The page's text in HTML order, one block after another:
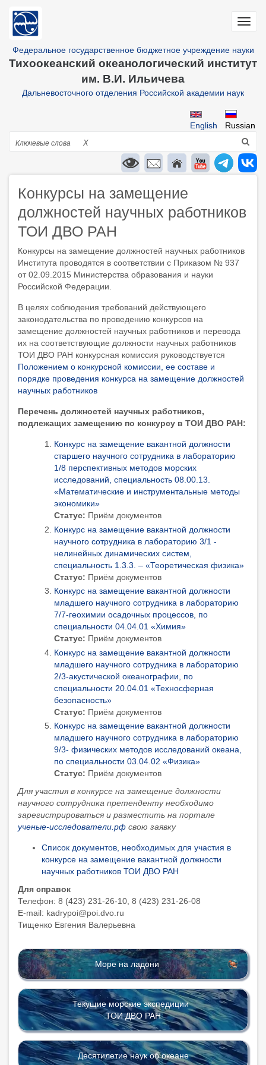
основному
Федеральное государственное бюджетное учреждение науки
Тихоокеанский океанологический институт
им. В.И. Ильичева
Дальневосточного отделения Российской академии наук
Russian
English
Поиск
X
Конкурсы на замещение
должностей научных работников
ТОИ ДВО РАН
Конкурсы на замещение должностей научных работников
Института проводятся в соответствии с Приказом № 937
от 02.09.2015 Министерства образования и науки
Российской Федерации.
В целях соблюдения требований действующего
законодательства по проведению конкурсов на
замещение должностей научных работников и перевода
их на соответствующие должности научных работников
ТОИ ДВО РАН конкурсная комиссия руководствуется
Положением о конкурсной комиссии, ее составе и
порядке проведения конкурса на замещение должностей
научных работников
Перечень должностей научных работников,
подлежащих замещению по конкурсу в ТОИ ДВО РАН:
Конкурс на замещение вакантной должности
старшего научного сотрудника в лабораторию
1/8 перспективных методов морских
исследований, специальность 08.00.13.
«Математические и инструментальные методы
экономики»
Статус: Приём документов
Конкурс на замещение вакантной должности
научного сотрудника в лабораторию 3/1 -
нелинейных динамических систем,
специальность 1.3.3. – «Теоретическая физика»
Статус: Приём документов
Конкурс на замещение вакантной должности
младшего научного сотрудника в лабораторию
7/7-геохимии осадочных процессов, по
специальности 04.04.01 «Химия»
Статус: Приём документов
Конкурс на замещение вакантной должности
младшего научного сотрудника в лабораторию
2/3-акустической океанографии, по
специальности 20.04.01 «Техносферная
безопасность»
Статус: Приём документов
Конкурс на замещение вакантной должности
младшего научного сотрудника в лабораторию
9/3- физических методов исследований океана,
по специальности 03.04.02 «Физика»
Статус: Приём документов
Для участия в конкурсе на замещение должности
научного сотрудника претенденту необходимо
зарегистрироваться и разместить на портале
ученые-исследователи.рф свою заявку
Список документов, необходимых для участия в
конкурсе на замещение вакантной должности
научных работников ТОИ ДВО РАН
Для справок
Телефон: 8 (423) 231-26-10, 8 (423) 231-26-08
E-mail: kadrypoi@poi dvo ru
Тищенко Евгения Валерьевна
Море на ладони
Текущие морские экспедиции
ТОИ ДВО РАН
Десятилетие наук об океане